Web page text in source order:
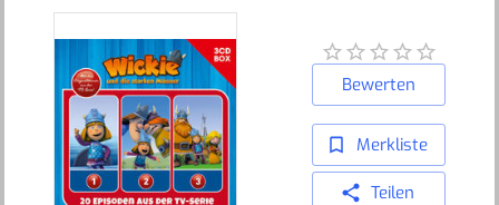
Bewerten
Merkliste
Teilen